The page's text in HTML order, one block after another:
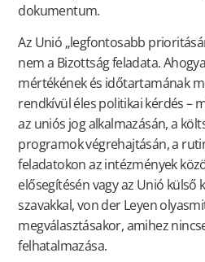
dokumentum.
Az Unió „legfontosabb
nem a Bizottság feladata.
mértékének és időtartamának
rendkívül éles politikai kérdés –
az uniós jog alkalmazásán, a
programok végrehajtásán, a
feladatokon az intézmények
elősegítésén vagy az Unió külső
szavakkal, von der Leyen
megválasztásakor, amihez
felhatalmazása.